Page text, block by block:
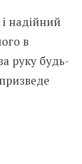
надійний
в
руку будь-